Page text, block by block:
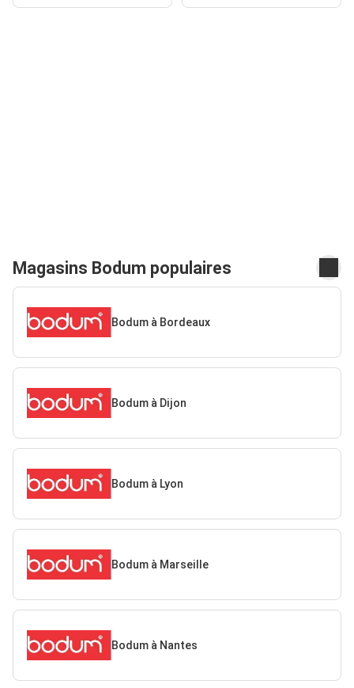
Magasins Bodum populaires
Bodum à Bordeaux
Bodum à Dijon
Bodum à Lyon
Bodum à Marseille
Bodum à Nantes